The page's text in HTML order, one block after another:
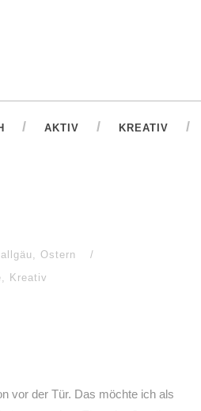
AKTIV KREATIV
, Ostern
/
, Kreativ
vor der Tür. Das möchte ich als